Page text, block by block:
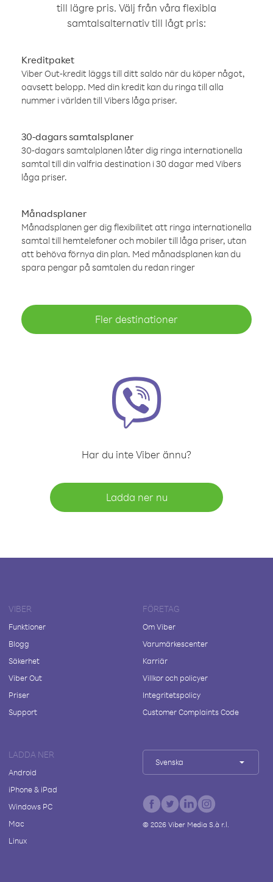
till lägre pris. Välj från våra flexibla
samtalsalternativ till lågt pris:
Kreditpaket
Viber Out-kredit läggs till ditt saldo när du köper något,
oavsett belopp. Med din kredit kan du ringa till alla
nummer i världen till Vibers låga priser.
30-dagars samtalsplaner
30-dagars samtalplanen låter dig ringa internationella
samtal till din valfria destination i 30 dagar med Vibers
låga priser.
Månadsplaner
Månadsplanen ger dig flexibilitet att ringa internationella
samtal till hemtelefoner och mobiler till låga priser, utan
att behöva förnya din plan. Med månadsplanen kan du
spara pengar på samtalen du redan ringer
Fler destinationer
Har du inte Viber ännu?
Ladda ner nu
VIBER
Funktioner
Blogg
Säkerhet
Viber Out
Priser
Support
FÖRETAG
Om Viber
Varumärkescenter
Karriär
Villkor och policyer
Integritetspolicy
Customer Complaints Code
LADDA NER
Android
iPhone & iPad
Windows PC
Mac
Linux
Svenska
© 2026Viber Media S.à r.l.